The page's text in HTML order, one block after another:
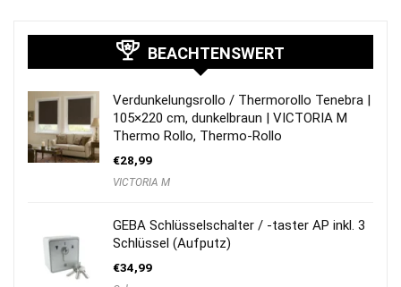
BEACHTENSWERT
Verdunkelungsrollo / Thermorollo Tenebra |
105×220 cm, dunkelbraun | VICTORIA M
Thermo Rollo, Thermo-Rollo
€28,99
VICTORIA M
GEBA Schlüsselschalter / -taster AP inkl. 3
Schlüssel (Aufputz)
€34,99